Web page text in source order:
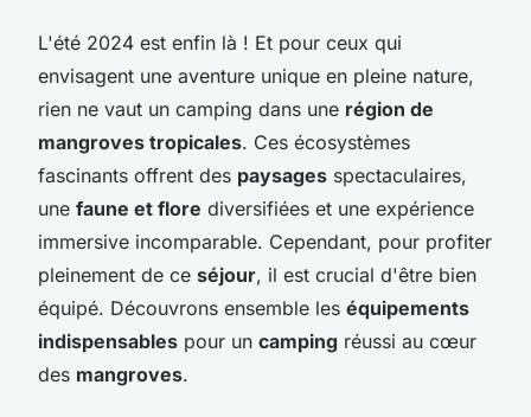
L'été 2024 est enfin là ! Et pour ceux qui
envisagent une aventure unique en pleine nature,
rien ne vaut un camping dans une région de
mangroves tropicales. Ces écosystèmes
fascinants offrent des paysages spectaculaires,
une faune et flore diversifiées et une expérience
immersive incomparable. Cependant, pour profiter
pleinement de ce séjour, il est crucial d'être bien
équipé. Découvrons ensemble les équipements
indispensables pour un camping réussi au cœur
des mangroves.